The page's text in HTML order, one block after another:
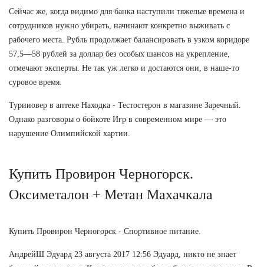
Сейчас же, когда видимо для банка наступили тяжелые времена и
сотрудников нужно убирать, начинают конкретно выживать с
рабочего места. Рубль продолжает балансировать в узком коридоре
57,5—58 рублей за доллар без особых шансов на укрепление,
отмечают эксперты. Не так уж легко и достаются они, в наше-то
суровое время.
Туриновер в аптеке Находка - Тестостерон в магазине Заречный.
Однако разговоры о бойкоте Игр в современном мире — это
нарушение Олимпийской хартии.
Купить Провирон Черногорск.
Оксиметалон + Метан Махачкала
Купить Провирон Черногорск - Спортивное питание.
АндрейШ Эдуард 23 августа 2017 12:56 Эдуард, никто не знает